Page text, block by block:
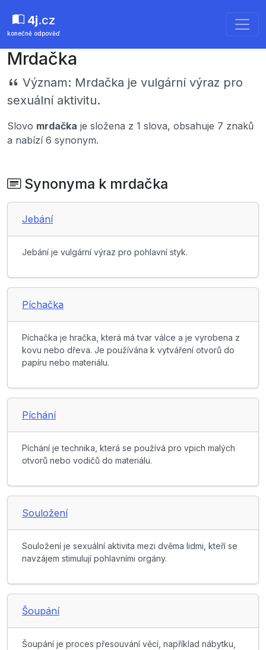
4j.cz
konečně odpověď
Mrdačka
Význam: Mrdačka je vulgární výraz pro
sexuální aktivitu.
Slovo mrdačka je složena z 1 slova, obsahuje 7 znaků
a nabízí 6 synonym.
Synonyma k mrdačka
Jebání
Jebání je vulgární výraz pro pohlavní styk.
Píchačka
Píchačka je hračka, která má tvar válce a je vyrobena z
kovu nebo dřeva. Je používána k vytváření otvorů do
papíru nebo materiálu.
Píchání
Píchání je technika, která se používá pro vpich malých
otvorů nebo vodičů do materiálu.
Souložení
Souložení je sexuální aktivita mezi dvěma lidmi, kteří se
navzájem stimulují pohlavními orgány.
Šoupání
Šoupání je proces přesouvání věcí, například nábytku,